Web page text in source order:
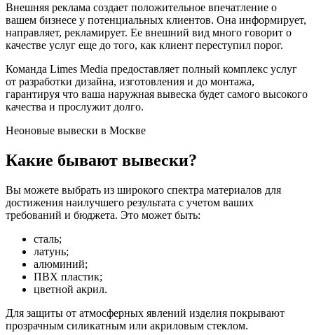
Внешняя реклама создает положительное впечатление о
вашем бизнесе у потенциальных клиентов. Она информирует,
направляет, рекламирует. Ее внешний вид много говорит о
качестве услуг еще до того, как клиент переступил порог.
Команда Limes Media предоставляет полный комплекс услуг
от разработки дизайна, изготовления и до монтажа,
гарантируя что ваша наружная вывеска будет самого высокого
качества и прослужит долго.
Неоновые вывески в Москве
Какие бывают вывески?
Вы можете выбрать из широкого спектра материалов для
достижения наилучшего результата с учетом ваших
требований и бюджета. Это может быть:
сталь;
латунь;
алюминий;
ПВХ пластик;
цветной акрил.
Для защиты от атмосферных явлений изделия покрывают
прозрачным силикатным или акриловым стеклом.